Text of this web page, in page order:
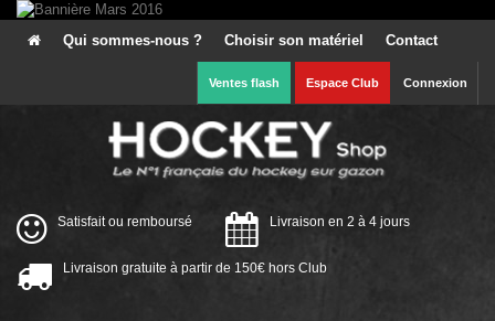
Qui sommes-nous ? Choisir son matériel Contact
Ventes flash Espace Club Connexion
Satisfait ou remboursé Livraison en 2 à 4 jours
Livraison gratuite à partir de 150€ hors Club